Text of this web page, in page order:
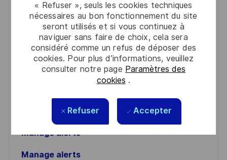
« Refuser », seuls les cookies techniques
nécessaires au bon fonctionnement du site
seront utilisés et si vous continuez à
naviguer sans faire de choix, cela sera
considéré comme un refus de déposer des
cookies. Pour plus d’informations, veuillez
consulter notre page Paramètres des
cookies .
Refuser Accepter
You'll receive updates once a week
Enter
Email
address
Required
Lire et accepter les conditions de traitement des
informations personnelles
Activer
Manage alerts
Manage alerts